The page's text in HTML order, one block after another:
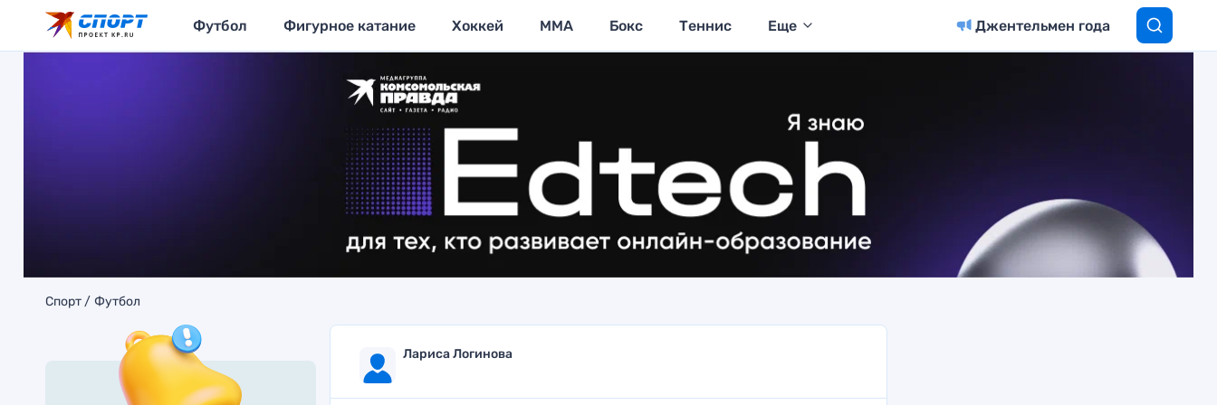
Футбол Фигурное катание Хоккей MMA Бокс Теннис Еще Джентельмен года
Спорт Футбол
Лариса Логинова